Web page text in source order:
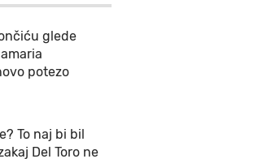
glede
potezo
To naj bi bil
Del Toro ne